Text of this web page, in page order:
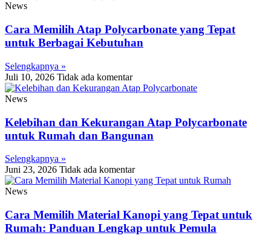
News
Cara Memilih Atap Polycarbonate yang Tepat
untuk Berbagai Kebutuhan
Selengkapnya »
Juli 10, 2026 Tidak ada komentar
News
Kelebihan dan Kekurangan Atap Polycarbonate
untuk Rumah dan Bangunan
Selengkapnya »
Juni 23, 2026 Tidak ada komentar
News
Cara Memilih Material Kanopi yang Tepat untuk
Rumah: Panduan Lengkap untuk Pemula